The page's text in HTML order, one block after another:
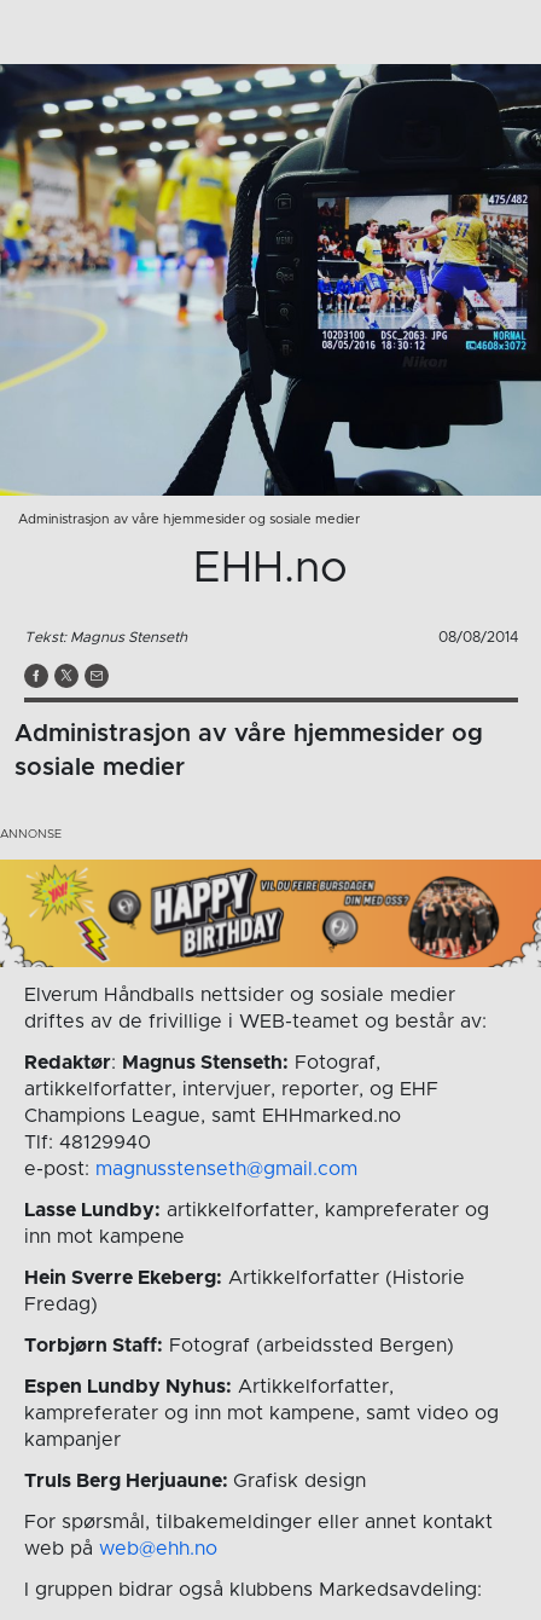
Administrasjon av våre hjemmesider og sosiale medier
EHH.no
Tekst: Magnus Stenseth 08/08/2014
Administrasjon av våre hjemmesider og
sosiale medier
Elverum Håndballs nettsider og sosiale medier
driftes av de frivillige i WEB-teamet og består av:
Redaktør: Magnus Stenseth: Fotograf,
artikkelforfatter, intervjuer, reporter, og EHF
Champions League, samt EHHmarked.no
Tlf: 48129940
e-post: magnusstenseth@gmail.com
Lasse Lundby: artikkelforfatter, kampreferater og
inn mot kampene
Hein Sverre Ekeberg: Artikkelforfatter (Historie
Fredag)
Torbjørn Staff: Fotograf (arbeidssted Bergen)
Espen Lundby Nyhus: Artikkelforfatter,
kampreferater og inn mot kampene, samt video og
kampanjer
Truls Berg Herjuaune: Grafisk design
For spørsmål, tilbakemeldinger eller annet kontakt
web på web@ehh.no
I gruppen bidrar også klubbens Markedsavdeling: